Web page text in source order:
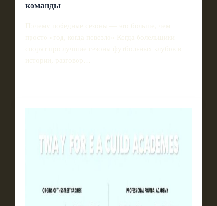
команды
Почему победные сезоны — это больше, чем
просто «год, когда повезло» Когда болельщики
спорят про лучшие сезоны футбольных клубов в
истории, разговор…